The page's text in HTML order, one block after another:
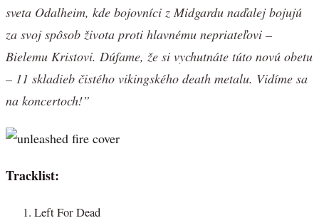
sveta Odalheim, kde bojovníci z Midgardu naďalej bojujú
za svoj spôsob života proti hlavnému nepriateľovi –
Bielemu Kristovi. Dúfame, že si vychutnáte túto novú obetu
– 11 skladieb čistého vikingského death metalu. Vidíme sa
na koncertoch!”
Tracklist:
Left For Dead